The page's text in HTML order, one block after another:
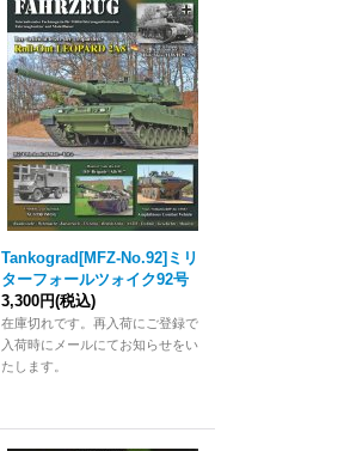
Tankograd [MFZ-No.92]ミリ
ターフォールツォイク92号
3,300円(税込)
在庫切れです。再入荷にご登録で
入荷時にメールにてお知らせをい
たします。